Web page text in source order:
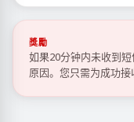
獎勵
如果20分钟内未收到
原因。您只需为成功接